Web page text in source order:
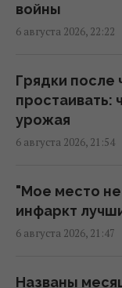
Эти знаки на
20:45 четверг, 06
Добраться на
практически
20:18 четверг, 06
После
Европа ему
войны
6 августа 2026, 22:22
Грядки после
простаивать:
урожая
6 августа 2026, 21:54
"Мое место
инфаркт
6 августа 2026, 21:47
Названы